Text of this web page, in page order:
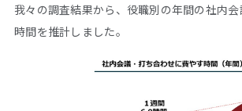
我々の調査結果から、役職別の年間の社内
時間を推計しました。